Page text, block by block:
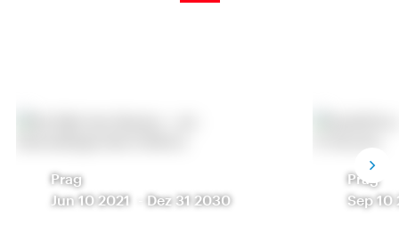
Prag
Jun 10 2021
Dez 31 2030
Prag
Sep 10